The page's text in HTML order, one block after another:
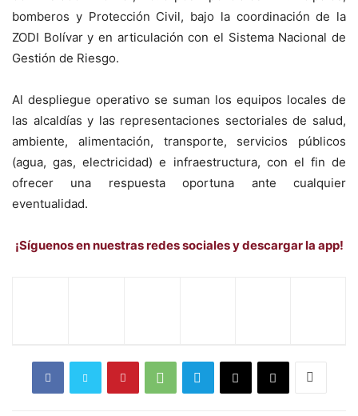
bomberos y Protección Civil, bajo la coordinación de la
ZODI Bolívar y en articulación con el Sistema Nacional de
Gestión de Riesgo.
Al despliegue operativo se suman los equipos locales de
las alcaldías y las representaciones sectoriales de salud,
ambiente, alimentación, transporte, servicios públicos
(agua, gas, electricidad) e infraestructura, con el fin de
ofrecer una respuesta oportuna ante cualquier
eventualidad.
¡Síguenos en nuestras redes sociales y descargar la app!